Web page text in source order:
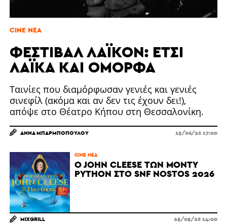
CINE ΝΈΑ
ΦΕΣΤΙΒΆΛ ΛΑΪΚΌΝ: ΈΤΣΙ
ΛΑΪΚΆ ΚΑΙ ΌΜΟΡΦΑ
Ταινίες που διαμόρφωσαν γενιές και γενιές
σινεφίλ (ακόμα και αν δεν τις έχουν δει!),
απόψε στο Θέατρο Κήπου στη Θεσσαλονίκη.
ΆΝΝΑ ΜΠΑΡΜΠΟΠΟΎΛΟΥ 13/06/26 17:00
CINE ΝΈΑ
O JOHN CLEESE ΤΩΝ MONTY
PYTHON ΣΤΟ SNF NOSTOS 2026
MIXGRILL 25/05/26 14:00